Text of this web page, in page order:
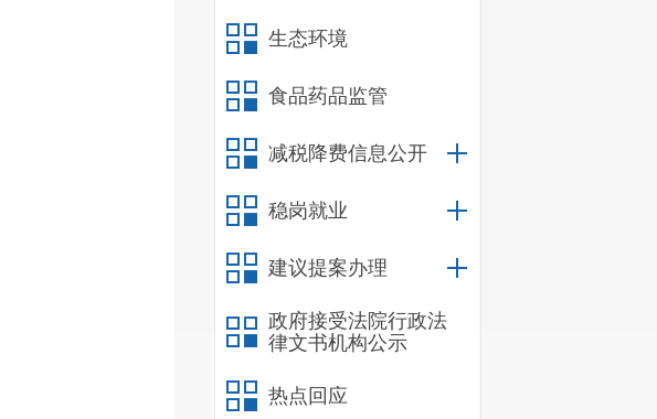
生态环境
食品药品监管
减税降费信息公开
稳岗就业
建议提案办理
政府接受法院行政法
律文书机构公示
热点回应